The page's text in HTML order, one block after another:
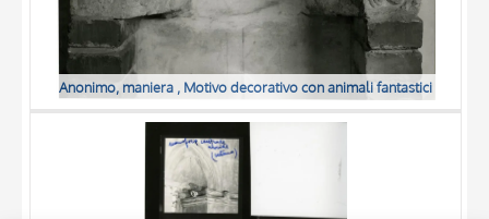
Anonimo, maniera , Motivo decorativo con animali fantastici